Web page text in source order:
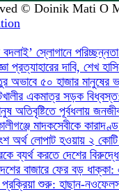
© Doinik Mati O
স্লোগানে
প্রত্যাহারের দাবি, শেখ
অভাবে ৫০ হাজার মানুষের
একমাত্র সড়ক
অতিবৃষ্টিতে পূর্বধলায়
মাদকসেবীকে
অর্থ লোপাট হওয়ায় ২ কোটি
ব্যর্থ করতে দেশের
বাজারে ফের বড়
প্রক্রিয়া শুরু: হাছান-